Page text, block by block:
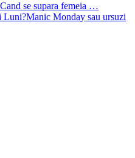
Cand se supara femeia …
Manic Monday sau ursuzi